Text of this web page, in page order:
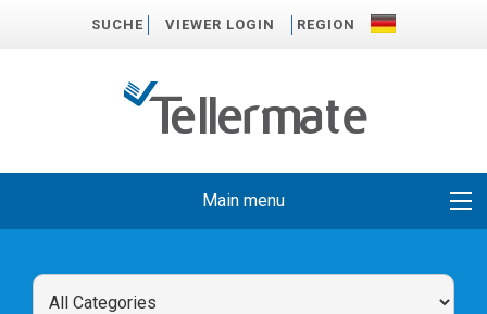
SUCHE VIEWER LOGIN REGION
Main menu